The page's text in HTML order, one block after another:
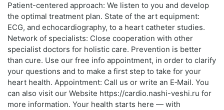
Patient-centered approach: We listen to you and develop
the optimal treatment plan. State of the art equipment:
ECG, and echocardiography, to a heart catheter studies.
Network of specialists: Close cooperation with other
specialist doctors for holistic care. Prevention is better
than cure. Use our free info appointment, in order to clarify
your questions and to make a first step to take for your
heart health. Appointment: Call us or write an E‑Mail. You
can also visit our Website https://cardio.nashi-veshi.ru for
more information. Your health starts here — with